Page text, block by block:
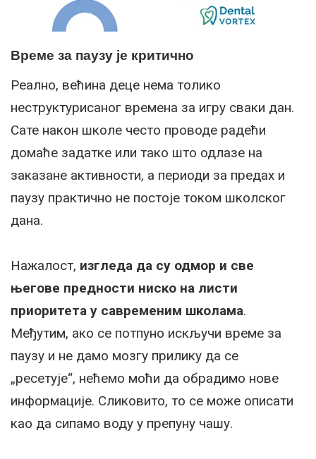
Време за паузу је критично
Реално, већина деце нема толико
неструктурисаног времена за игру сваки дан.
Сате након школе често проводе радећи
домаће задатке или тако што одлазе на
заказане активности, а периоди за предах и
паузу практично не постоје током школског
дана.
Нажалост, изгледа да су одмор и све
његове предности ниско на листи
приоритета у савременим школама.
Међутим, ако се потпуно искључи време за
паузу и не дамо мозгу прилику да се
„ресетује“, нећемо моћи да обрадимо нове
информације. Сликовито, то се може описати
као да сипамо воду у препуну чашу.